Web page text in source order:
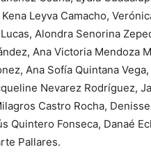
Leyva Camacho,
Alondra Senorina
Ana Victoria Mendoza
Ana Sofía Quintana
Nevarez Rodríguez,
Castro Rocha,
Quintero Fonseca, Danaé
Pallares.